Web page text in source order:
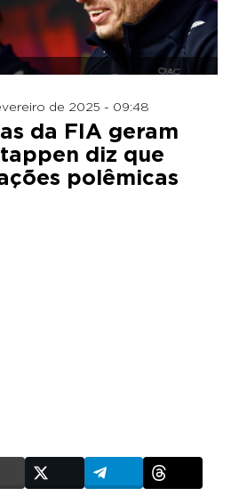
de 2025 - 09:48
da FIA geram
diz que
polêmicas